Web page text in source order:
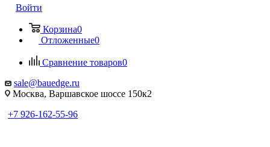
Войти
Корзина0
Отложенные0
Сравнение товаров0
sale@bauedge.ru
Москва, Варшавское шоссе 150к2
+7 926-162-55-96